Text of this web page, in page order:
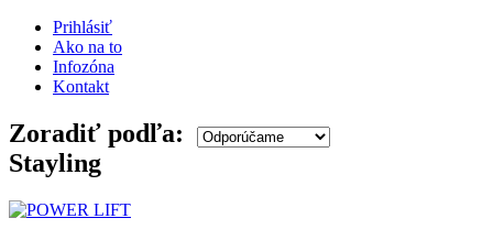
Prihlásiť
Ako na to
Infozóna
Kontakt
Zoradiť podľa:
Stayling